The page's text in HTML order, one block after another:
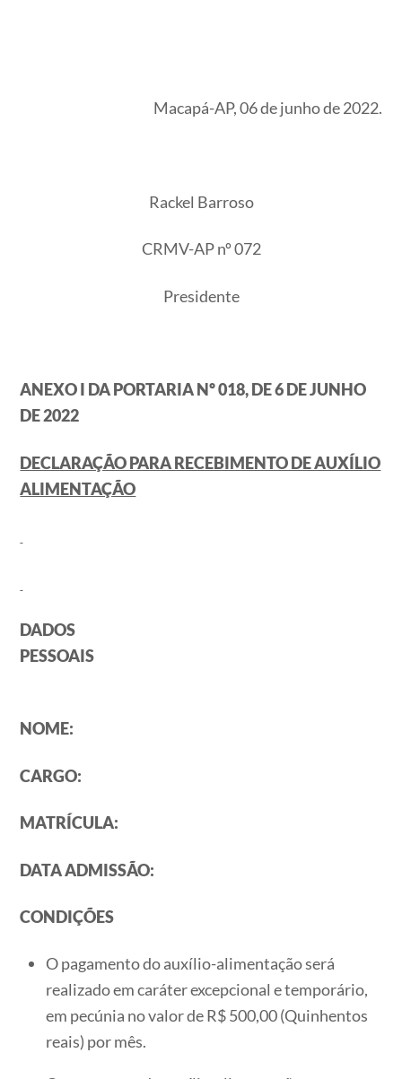
Macapá-AP, 06 de junho de 2022.
Rackel Barroso
CRMV-AP nº 072
Presidente
ANEXO I DA PORTARIA Nº 018, DE 6 DE JUNHO
DE 2022
DECLARAÇÃO PARA RECEBIMENTO DE AUXÍLIO
ALIMENTAÇÃO
DADOS
PESSOAIS
NOME:
CARGO:
MATRÍCULA:
DATA ADMISSÃO:
CONDIÇÕES
O pagamento do auxílio-alimentação será
realizado em caráter excepcional e temporário,
em pecúnia no valor de R$ 500,00 (Quinhentos
reais) por mês.